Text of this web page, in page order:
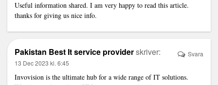
Useful information shared. I am very happy to read this article.
thanks for giving us nice info.
Pakistan Best It service providerskriver:
13 Dec 2023 kl. 6:45
Invovision is the ultimate hub for a wide range of IT solutions.
Svara